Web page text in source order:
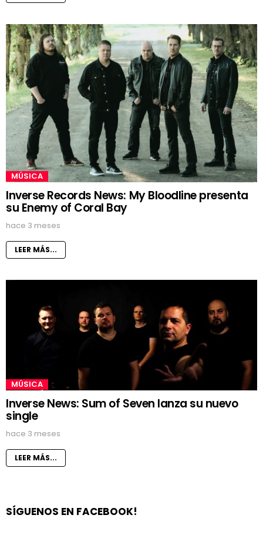
MÚSICA
Inverse Records News: My Bloodline presenta
su Enemy of Coral Bay
hace 3 meses
LEER MÁS...
MÚSICA
Inverse News: Sum of Seven lanza su nuevo
single
hace 3 meses
LEER MÁS...
SÍGUENOS EN FACEBOOK!